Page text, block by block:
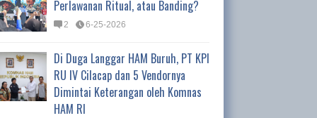
Perlawanan Ritual, atau Banding?
2 6-25-2026
Di Duga Langgar HAM Buruh, PT KPI
RU IV Cilacap dan 5 Vendornya
Dimintai Keterangan oleh Komnas
HAM RI